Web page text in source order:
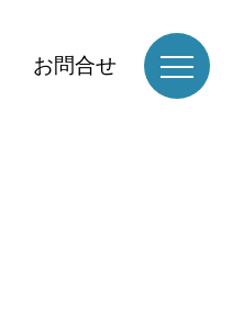
お問合せ